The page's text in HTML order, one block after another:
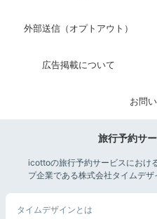
外部送信（オプトアウト）
広告掲載について
お問
旅行予約サ
icottoの旅行予約サービスにおけ
プ企業である株式会社タイムデザ
タイムデザインとは